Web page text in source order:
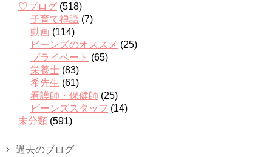
♡ブログ (518)
子育て禅語 (7)
動画 (114)
ビーンズのオススメ (25)
プライベート (65)
栄養士 (83)
希先生 (61)
看護師・保健師 (25)
ビーンズスタッフ (14)
未分類 (591)
過去のブログ